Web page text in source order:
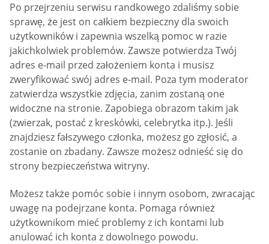
Po przejrzeniu serwisu randkowego zdaliśmy sobie
sprawę, że jest on całkiem bezpieczny dla swoich
użytkowników i zapewnia wszelką pomoc w razie
jakichkolwiek problemów. Zawsze potwierdza Twój
adres e-mail przed założeniem konta i musisz
zweryfikować swój adres e-mail. Poza tym moderator
zatwierdza wszystkie zdjęcia, zanim zostaną one
widoczne na stronie. Zapobiega obrazom takim jak
(zwierzak, postać z kreskówki, celebrytka itp.). Jeśli
znajdziesz fałszywego członka, możesz go zgłosić, a
zostanie on zbadany. Zawsze możesz odnieść się do
strony bezpieczeństwa witryny.
Możesz także pomóc sobie i innym osobom, zwracając
uwagę na podejrzane konta. Pomaga również
użytkownikom mieć problemy z ich kontami lub
anulować ich konta z dowolnego powodu.